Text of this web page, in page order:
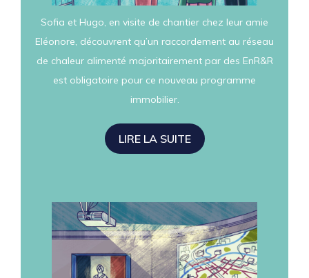
Sofia et Hugo, en visite de chantier chez leur amie
Eléonore, découvrent qu’un raccordement au réseau
de chaleur alimenté majoritairement par des EnR&R
est obligatoire pour ce nouveau programme
immobilier.
LIRE LA SUITE